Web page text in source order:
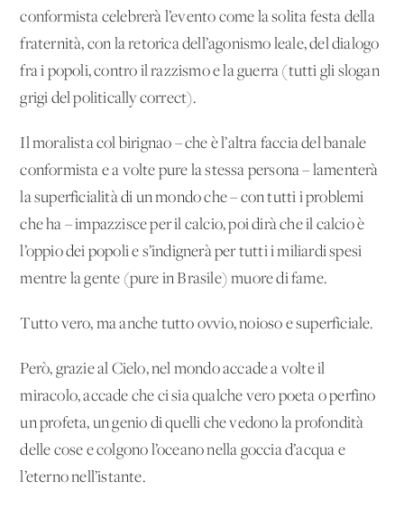
conformista celebrerà l’evento come la solita festa della
fraternità, con la retorica dell’agonismo leale, del dialogo
fra i popoli, contro il razzismo e la guerra (tutti gli slogan
grigi del politically correct).
Il moralista col birignao – che è l’altra faccia del banale
conformista e a volte pure la stessa persona – lamenterà
la superficialità di un mondo che – con tutti i problemi
che ha – impazzisce per il calcio, poi dirà che il calcio è
l’oppio dei popoli e s’indignerà per tutti i miliardi spesi
mentre la gente (pure in Brasile) muore di fame.
Tutto vero, ma anche tutto ovvio, noioso e superficiale.
Però, grazie al Cielo, nel mondo accade a volte il
miracolo, accade che ci sia qualche vero poeta o perfino
un profeta, un genio di quelli che vedono la profondità
delle cose e colgono l’oceano nella goccia d’acqua e
l’eterno nell’istante.